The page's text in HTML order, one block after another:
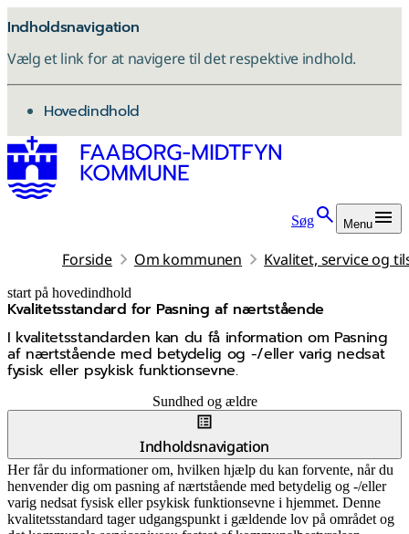
Indholdsnavigation
Vælg et link for at navigere til det respektive indhold.
gå til
Hovedindhold
Søg Menu
Forside Om kommunen Kvalitet, service og
start på hovedindhold
Kvalitetsstandard for Pasning af nærtstående
I kvalitetsstandarden kan du få information om Pasning
af nærtstående med betydelig og -/eller varig nedsat
fysisk eller psykisk funktionsevne.
senest opdateret 4. juni 2026
Sundhed og ældre
Indholdsnavigation
Her får du informationer om, hvilken hjælp du kan forvente, når du
henvender dig om pasning af nærtstående med betydelig og -/eller
varig nedsat fysisk eller psykisk funktionsevne i hjemmet. Denne
kvalitetsstandard tager udgangspunkt i gældende lov på området og